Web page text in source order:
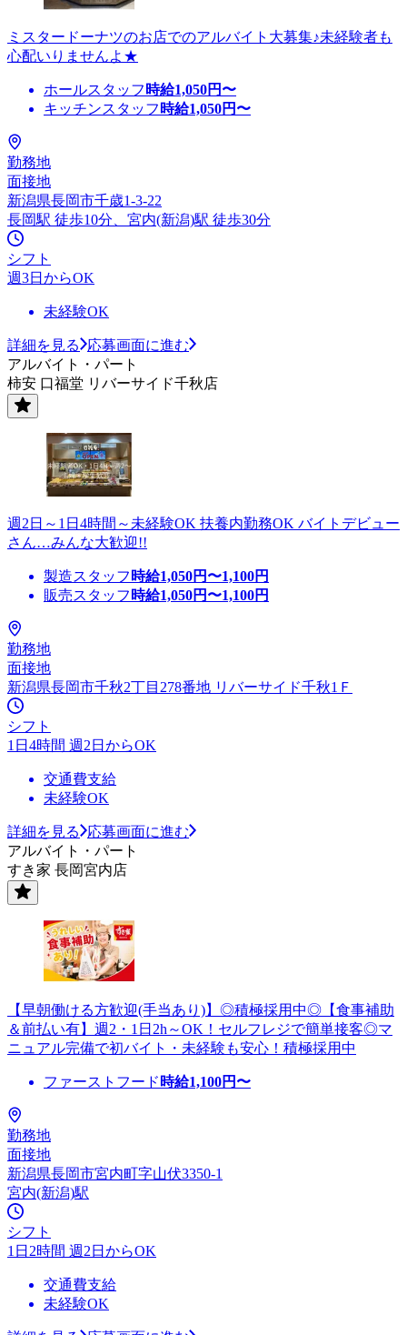
ミスタードーナツのお店でのアルバイト大募集♪未経験者も
心配いりませんよ★
ホールスタッフ 時給1,050円〜
キッチンスタッフ 時給1,050円〜
勤務地
面接地
新潟県長岡市千歳1-3-22
長岡駅 徒歩10分、宮内(新潟)駅 徒歩30分
シフト
週3日からOK
未経験OK
詳細を見る
応募画面に進む
アルバイト・パート
柿安 口福堂 リバーサイド千秋店
週2日～1日4時間～未経験OK 扶養内勤務OK バイトデビュー
さん…みんな大歓迎!!
製造スタッフ 時給1,050円〜1,100円
販売スタッフ 時給1,050円〜1,100円
勤務地
面接地
新潟県長岡市千秋2丁目278番地 リバーサイド千秋1Ｆ
シフト
1日4時間 週2日からOK
交通費支給
未経験OK
詳細を見る
応募画面に進む
アルバイト・パート
すき家 長岡宮内店
【早朝働ける方歓迎(手当あり)】◎積極採用中◎【食事補助
＆前払い有】週2・1日2h～OK！セルフレジで簡単接客◎マ
ニュアル完備で初バイト・未経験も安心！積極採用中
ファーストフード 時給1,100円〜
勤務地
面接地
新潟県長岡市宮内町字山伏3350-1
宮内(新潟)駅
シフト
1日2時間 週2日からOK
交通費支給
未経験OK